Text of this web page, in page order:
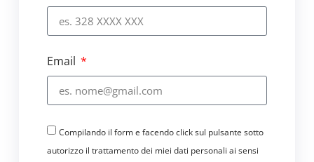
Email
Compilando il form e facendo click sul pulsante sotto
autorizzo il trattamento dei miei dati personali ai sensi